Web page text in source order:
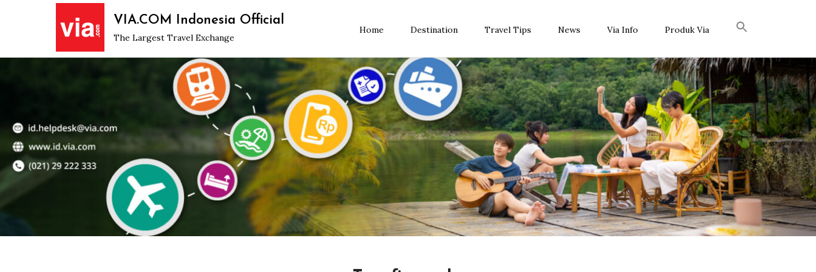
VIA.COM Indonesia Official
The Largest Travel Exchange
Home Destination Travel Tips News Via Info Produk Via